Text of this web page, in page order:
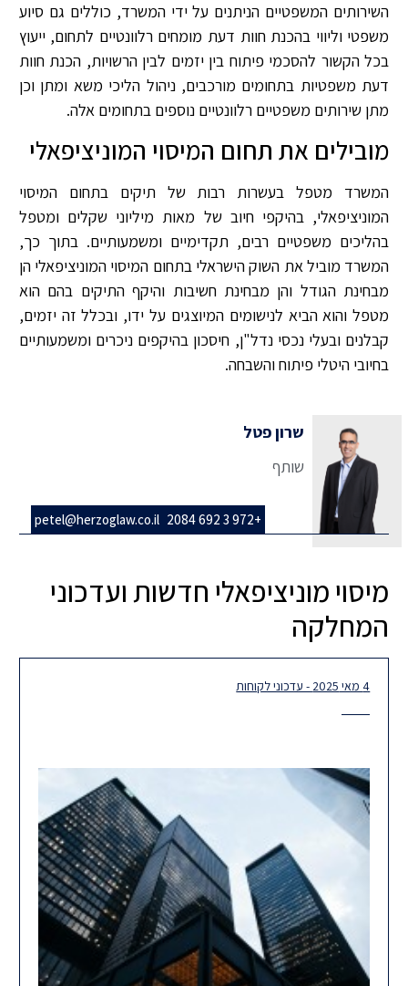
השירותים המשפטיים הניתנים על ידי המשרד, כוללים גם סיוע
משפטי וליווי בהכנת חוות דעת מומחים רלוונטיים לתחום, ייעוץ
בכל הקשור להסכמי פיתוח בין יזמים לבין הרשויות, הכנת חוות
דעת משפטיות בתחומים מורכבים, ניהול הליכי משא ומתן וכן
מתן שירותים משפטיים רלוונטיים נוספים בתחומים אלה.
מובילים את תחום המיסוי המוניציפאלי
המשרד מטפל בעשרות רבות של תיקים בתחום המיסוי
המוניציפאלי, בהיקפי חיוב של מאות מיליוני שקלים ומטפל
בהליכים משפטיים רבים, תקדימיים ומשמעותיים. בתוך כך,
המשרד מוביל את השוק הישראלי בתחום המיסוי המוניציפאלי הן
מבחינת הגודל והן מבחינת חשיבות והיקף התיקים בהם הוא
מטפל והוא הביא לנישומים המיוצגים על ידו, ובכלל זה יזמים,
קבלנים ובעלי נכסי נדל"ן, חיסכון בהיקפים ניכרים ומשמעותיים
בחיובי היטלי פיתוח והשבחה.
שרון פטל
שותף
+972 3 692 2084
petel@herzoglaw.co.il
מיסוי מוניציפאלי חדשות ועדכוני
המחלקה
4 מאי 2025 - עדכוני לקוחות